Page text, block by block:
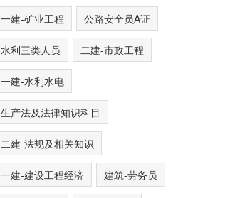
一建-矿业工程 公路安全员A证
水利三类人员 二建-市政工程
一建-水利水电
生产法及法律知识科目
二建-法规及相关知识
一建-建设工程经济 建筑-劳务员